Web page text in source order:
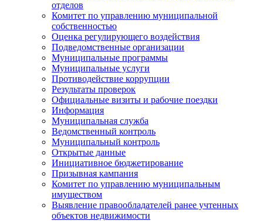
отделов
Комитет по управлению муниципальной
собственностью
Оценка регулирующего воздействия
Подведомственные организации
Муниципальные программы
Муниципальные услуги
Противодействие коррупции
Результаты проверок
Официальные визиты и рабочие поездки
Информация
Муниципальная служба
Ведомственный контроль
Муниципальный контроль
Открытые данные
Инициативное бюджетирование
Призывная кампания
Комитет по управлению муниципальным
имуществом
Выявление правообладателей ранее учтенных
объектов недвижимости